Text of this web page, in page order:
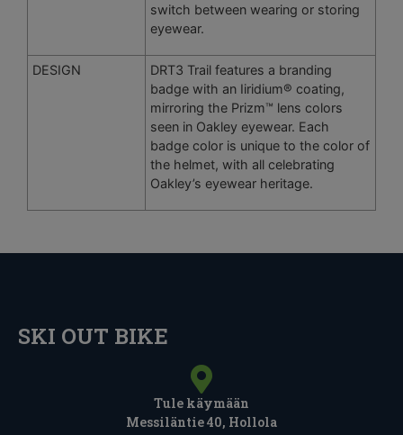
switch between wearing or storing
eyewear.
DESIGN
DRT3 Trail features a branding
badge with an Iiridium® coating,
mirroring the Prizm™ lens colors
seen in Oakley eyewear. Each
badge color is unique to the color of
the helmet, with all celebrating
Oakley’s eyewear heritage.
SKI OUT BIKE
Tule käymään
Messiläntie 40, Hollola